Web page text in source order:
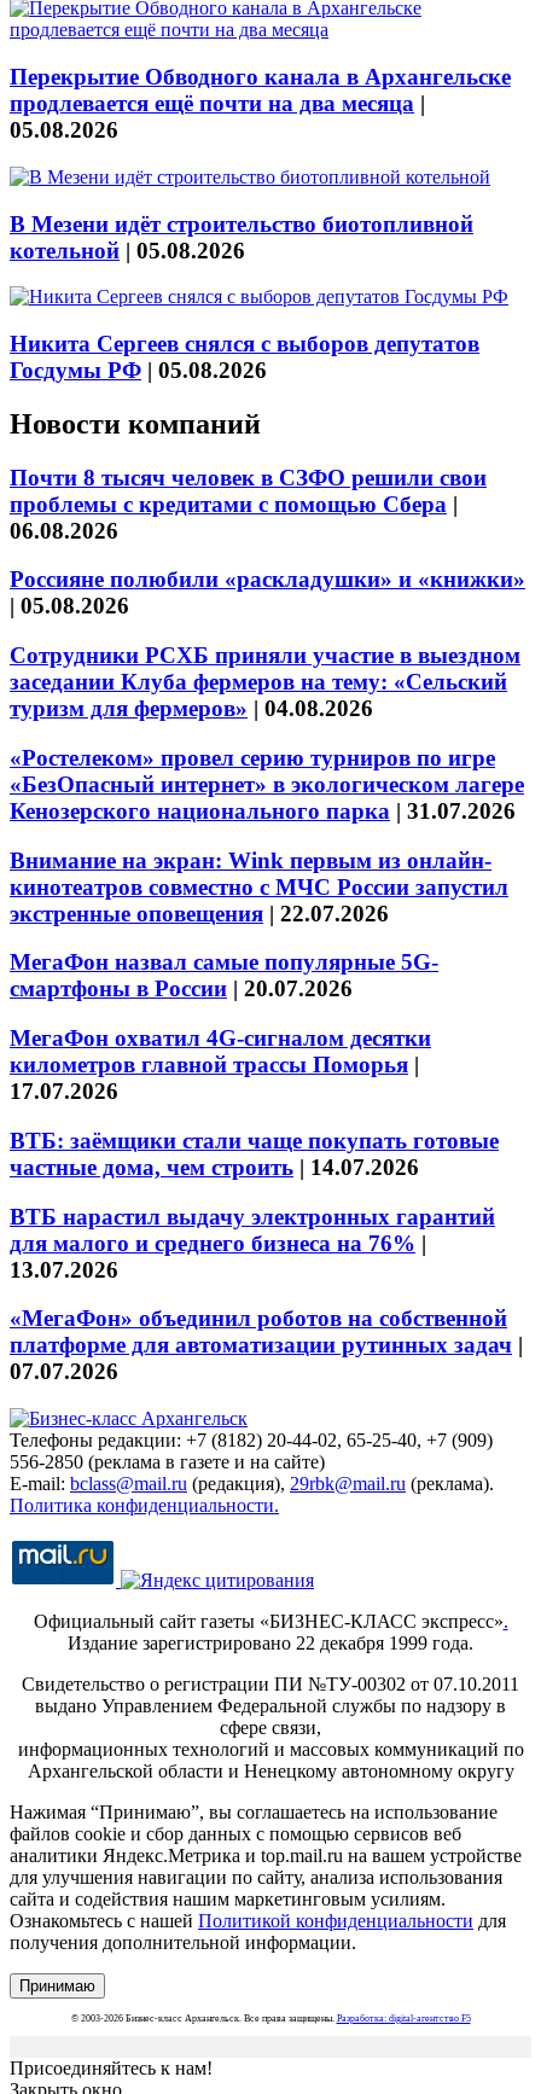
Перекрытие Обводного канала в Архангельске
продлевается ещё почти на два месяца |
05.08.2026
В Мезени идёт строительство биотопливной
котельной | 05.08.2026
Никита Сергеев снялся с выборов депутатов
Госдумы РФ | 05.08.2026
Новости компаний
Почти 8 тысяч человек в СЗФО решили свои
проблемы с кредитами с помощью Сбера |
06.08.2026
Россияне полюбили «раскладушки» и «книжки»
| 05.08.2026
Сотрудники РСХБ приняли участие в выездном
заседании Клуба фермеров на тему: «Сельский
туризм для фермеров» | 04.08.2026
«Ростелеком» провел серию турниров по игре
«БезОпасный интернет» в экологическом лагере
Кенозерского национального парка | 31.07.2026
Внимание на экран: Wink первым из онлайн-
кинотеатров совместно с МЧС России запустил
экстренные оповещения | 22.07.2026
МегаФон назвал самые популярные 5G-
смартфоны в России | 20.07.2026
МегаФон охватил 4G-сигналом десятки
километров главной трассы Поморья |
17.07.2026
ВТБ: заёмщики стали чаще покупать готовые
частные дома, чем строить | 14.07.2026
ВТБ нарастил выдачу электронных гарантий
для малого и среднего бизнеса на 76% |
13.07.2026
«МегаФон» объединил роботов на собственной
платформе для автоматизации рутинных задач |
07.07.2026
Телефоны редакции: +7 (8182) 20-44-02, 65-25-40, +7 (909)
556-2850 (реклама в газете и на сайте)
E-mail: bclass@mail.ru (редакция), 29rbk@mail.ru (реклама).
Политика конфиденциальности.
Официальный сайт газеты «БИЗНЕС-КЛАСС экспресс».
Издание зарегистрировано 22 декабря 1999 года.
Свидетельство о регистрации ПИ №ТУ-00302 от 07.10.2011
выдано Управлением Федеральной службы по надзору в
сфере связи,
информационных технологий и массовых коммуникаций по
Архангельской области и Ненецкому автономному округу
Нажимая “Принимаю”, вы соглашаетесь на использование
файлов cookie и сбор данных с помощью сервисов веб
аналитики Яндекс.Метрика и top.mail.ru на вашем устройстве
для улучшения навигации по сайту, анализа использования
сайта и содействия нашим маркетинговым усилиям.
Ознакомьтесь с нашей Политикой конфиденциальности для
получения дополнительной информации.
Принимаю
© 2003-2026 Бизнес-класс Архангельск. Все права защищены. Разработка: digital-агентство F5
Присоединяйтесь к нам!
Закрыть окно